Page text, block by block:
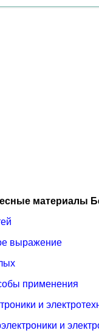
материалы
выражение
применения
и
и